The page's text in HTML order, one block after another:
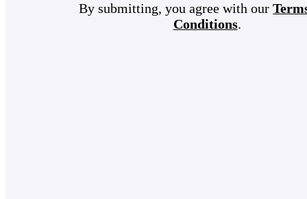
By submitting, you agree with our
Conditions.